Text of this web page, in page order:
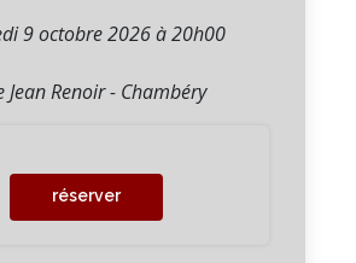
9 octobre 2026 à 20h00
Jean Renoir - Chambéry
réserver